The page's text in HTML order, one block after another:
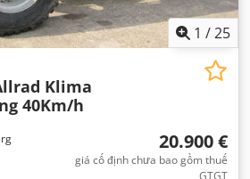
1 /25
Klima
40Km/h
20.900 €
giá cố định chưa bao gồm thuế
GTGT